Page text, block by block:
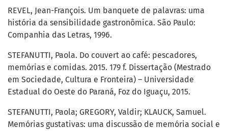
REVEL, Jean-François. Um banquete de palavras: uma
história da sensibilidade gastronômica. São Paulo:
Companhia das Letras, 1996.
STEFANUTTI, Paola. Do couvert ao café: pescadores,
memórias e comidas. 2015. 179 f. Dissertação (Mestrado
em Sociedade, Cultura e Fronteira) – Universidade
Estadual do Oeste do Paraná, Foz do Iguaçu, 2015.
STEFANUTTI, Paola; GREGORY, Valdir; KLAUCK, Samuel.
Memórias gustativas: uma discussão de memória social e